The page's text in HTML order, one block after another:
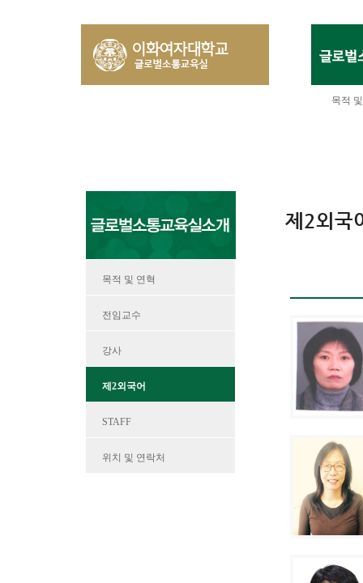
목적
목적 및 연혁
전임교수
강사
제2외국어
STAFF
위치 및 연락처
제2외국